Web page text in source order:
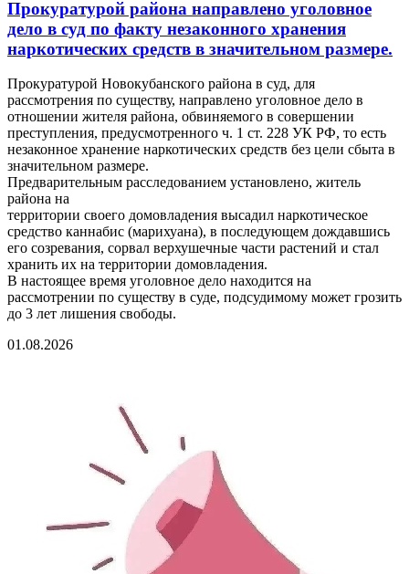
Прокуратурой района направлено уголовное
дело в суд по факту незаконного хранения
наркотических средств в значительном размере.
Прокуратурой Новокубанского района в суд, для
рассмотрения по существу, направлено уголовное дело в
отношении жителя района, обвиняемого в совершении
преступления, предусмотренного ч. 1 ст. 228 УК РФ, то есть
незаконное хранение наркотических средств без цели сбыта в
значительном размере.
Предварительным расследованием установлено, житель
района на
территории своего домовладения высадил наркотическое
средство каннабис (марихуана), в последующем дождавшись
его созревания, сорвал верхушечные части растений и стал
хранить их на территории домовладения.
В настоящее время уголовное дело находится на
рассмотрении по существу в суде, подсудимому может грозить
до 3 лет лишения свободы.
01.08.2026